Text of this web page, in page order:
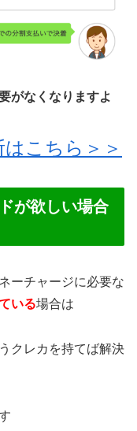
がなくなりますよ
こちら＞＞
が欲しい場合
ーチャージに必要な
いる場合は
クレカを持てば解決